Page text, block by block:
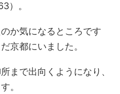
）。
か気になるところです
京都にいました。
まで出向くようになり、
。